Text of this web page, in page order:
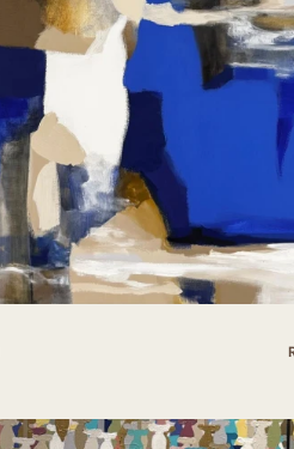
2011
2011
2009
2009
2009
2009
2008
2008
2008
2008
2008
2007